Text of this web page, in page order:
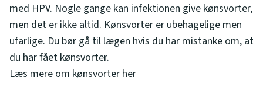
med HPV. Nogle gange kan infektionen give kønsvorter,
men det er ikke altid. Kønsvorter er ubehagelige men
ufarlige. Du bør gå til lægen hvis du har mistanke om, at
du har fået kønsvorter.
Læs mere om kønsvorter her